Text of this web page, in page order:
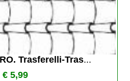
Trasferelli-Tras...
€ 5,99